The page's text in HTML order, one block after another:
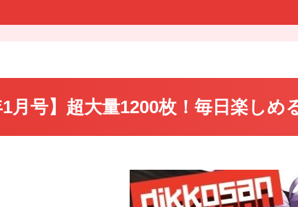
1月号】超大量1200枚！毎日楽し